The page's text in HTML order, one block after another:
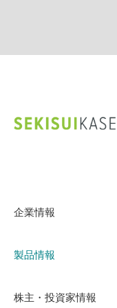
企業情報
製品情報
株主・投資家情報